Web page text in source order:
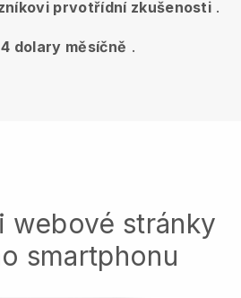
prvotřídní zkušenosti .
4 dolary měsíčně .
webové stránky
smartphonu